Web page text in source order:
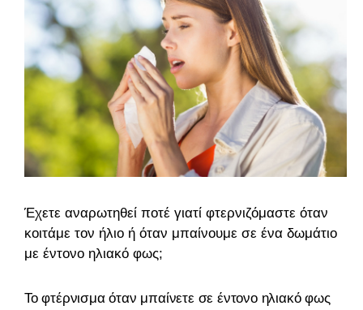
Έχετε αναρωτηθεί ποτέ γιατί φτερνιζόμαστε όταν
κοιτάμε τον ήλιο ή όταν μπαίνουμε σε ένα δωμάτιο
με έντονο ηλιακό φως;
Το φτέρνισμα όταν μπαίνετε σε έντονο ηλιακό φως